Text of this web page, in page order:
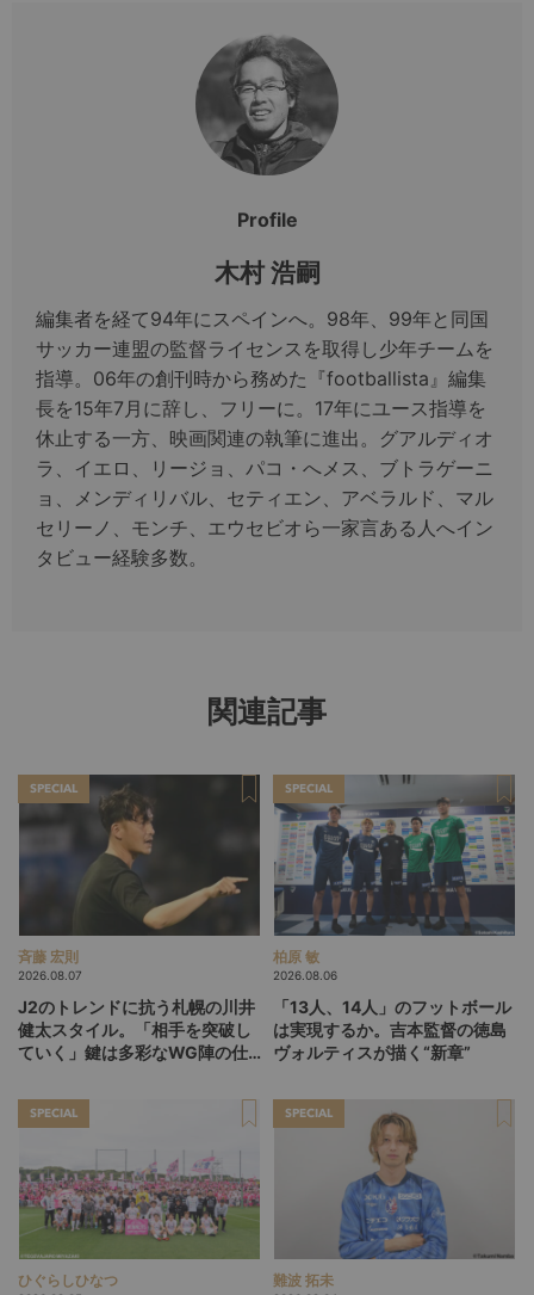
Profile
木村 浩嗣
編集者を経て94年にスペインへ。98年、99年と同国
サッカー連盟の監督ライセンスを取得し少年チームを
指導。06年の創刊時から務めた『footballista』編集
長を15年7月に辞し、フリーに。17年にユース指導を
休止する一方、映画関連の執筆に進出。グアルディオ
ラ、イエロ、リージョ、パコ・へメス、ブトラゲーニ
ョ、メンディリバル、セティエン、アベラルド、マル
セリーノ、モンチ、エウセビオら一家言ある人へイン
タビュー経験多数。
関連記事
SPECIAL
斉藤 宏則
2026.08.07
J2のトレンドに抗う札幌の川井
健太スタイル。「相手を突破し
ていく」鍵は多彩なWG陣の仕
SPECIAL
柏原 敏
2026.08.06
「13人、14人」のフットボール
は実現するか。吉本監督の徳島
ヴォルティスが描く“新章”
SPECIAL
ひぐらしひなつ
SPECIAL
難波 拓未